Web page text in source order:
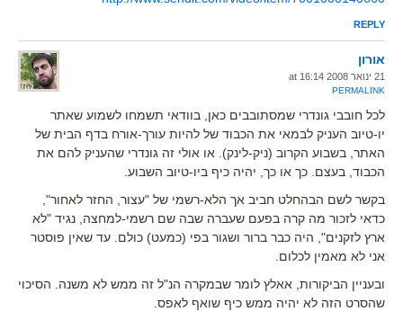
REPLY
אורון
21 ינואר 2008 at 16:14
PERMALINK
לכל חובבי גונדרי שמסתובבים כאן, בוודאי תשמחו לשמוע שאתר
יו-טיוב העניק לבמאי את הכבוד של להיות עורך-אורח בדף הבית של
האתר, בשבוע הקרוב (ניק-לינק). או אולי זה גונדרי שהעניק להם את
הכבוד, בעצם. כך או כך, יהיה כיף ביו-טיוב השבוע.
בקשר לשם הבהחלט חביב אך הלא-רשמי של "עצור, החזר לאחור",
כדאי לזכור מה קרה בפעם שעברה שבה שם רשמי-למחצה, נגיד "לא
ארץ לזקנים", היה כבר ברור ושגור בפי (כמעט) כולם. עד שאין פוסטר
אני לא מאמין לכלום.
ובעניין הביקורות, אאלץ לומר שבמקרה הנ"ל זה ממש לא משנה. הסיכוי
שהסרט הזה לא יהיה ממש כיף שואף לאפס.